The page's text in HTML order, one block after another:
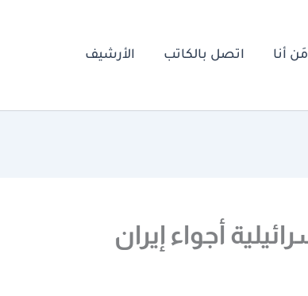
مَن أنا اتصل بالكاتب الأرشيف
أجواء إيران